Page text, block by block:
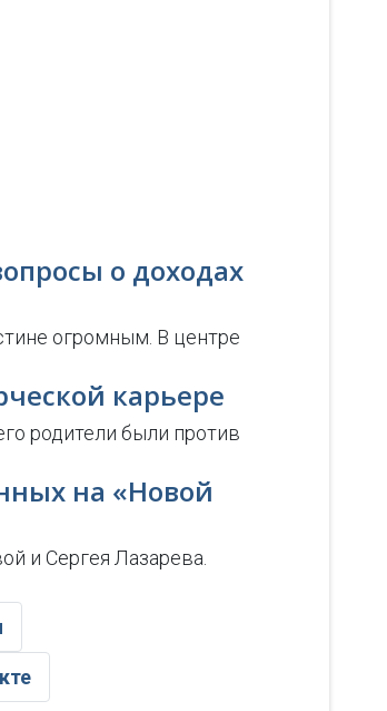
о доходах
огромным. В центре
карьере
родители были против
на «Новой
и Сергея Лазарева.